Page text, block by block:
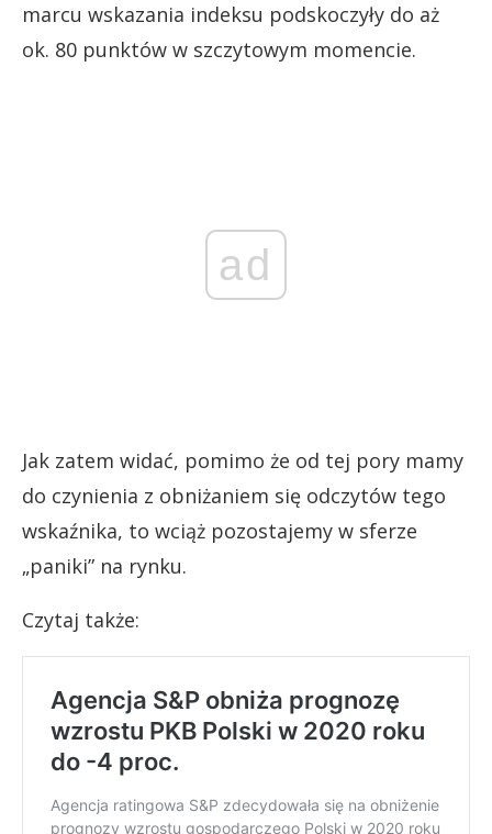
marcu wskazania indeksu podskoczyły do aż
ok. 80 punktów w szczytowym momencie.
ad
Jak zatem widać, pomimo że od tej pory mamy
do czynienia z obniżaniem się odczytów tego
wskaźnika, to wciąż pozostajemy w sferze
„paniki” na rynku.
Czytaj także: